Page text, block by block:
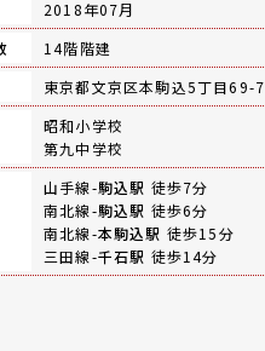
2018年07月
14階階建
東京都文京区本駒込5丁目69-7
昭和小学校
第九中学校
山手線-駒込駅 徒歩7分
南北線-駒込駅 徒歩6分
南北線-本駒込駅 徒歩15分
三田線-千石駅 徒歩14分